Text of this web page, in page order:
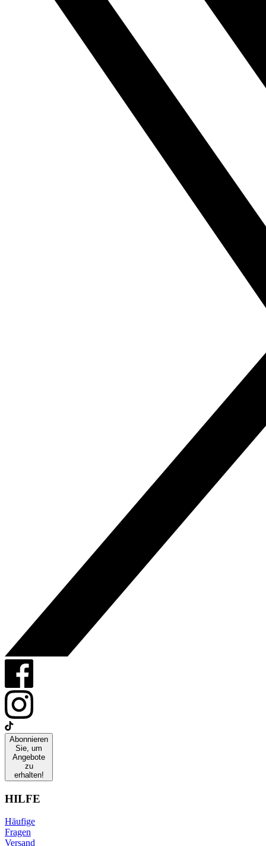
Abonnieren
Sie, um
Angebote
zu
erhalten!
HILFE
Häufige
Fragen
Versand